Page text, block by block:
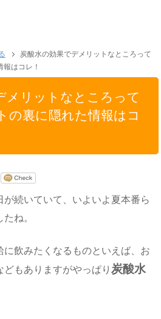
炭酸水の効果でデメリットなところって
はコレ！
メリットなところって
の裏に隠れた情報はコ
続いていて、いよいよ夏本番ら
ね。
に飲みたくなるものといえば、お
どもありますがやっぱり炭酸水